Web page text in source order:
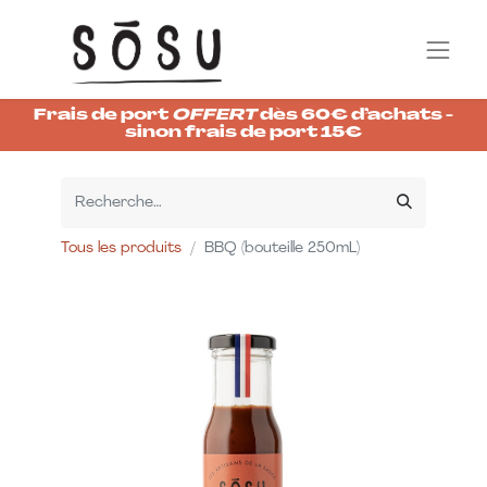
Frais de port OFFERTdès 60€ d’achats -
sinon frais de port 15€
Tous les produits BBQ (bouteille 250mL)